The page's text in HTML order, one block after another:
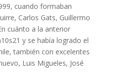
cuando formaban
Carlos Gats, Guillermo
cuánto a la anterior
y se había logrado el
también con excelentes
Luis Migueles, José